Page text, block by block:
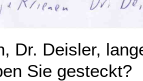
Dr. Deisler,
Sie gesteckt?